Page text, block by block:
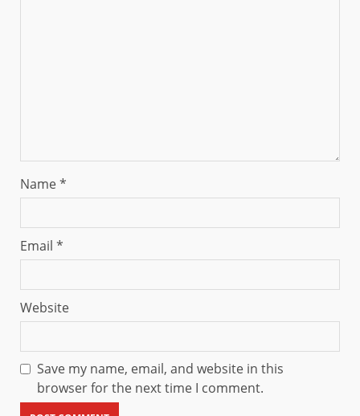
Name*
Email *
Website
Save my name, email, and website in this
browser for the next time I comment.